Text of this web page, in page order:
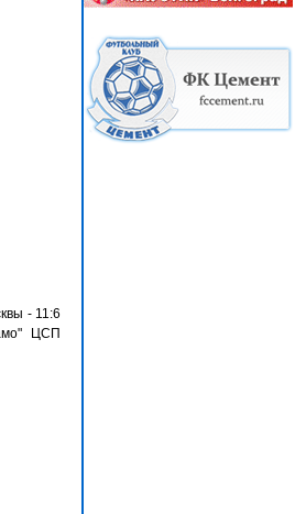
- 11:6
ЦСП